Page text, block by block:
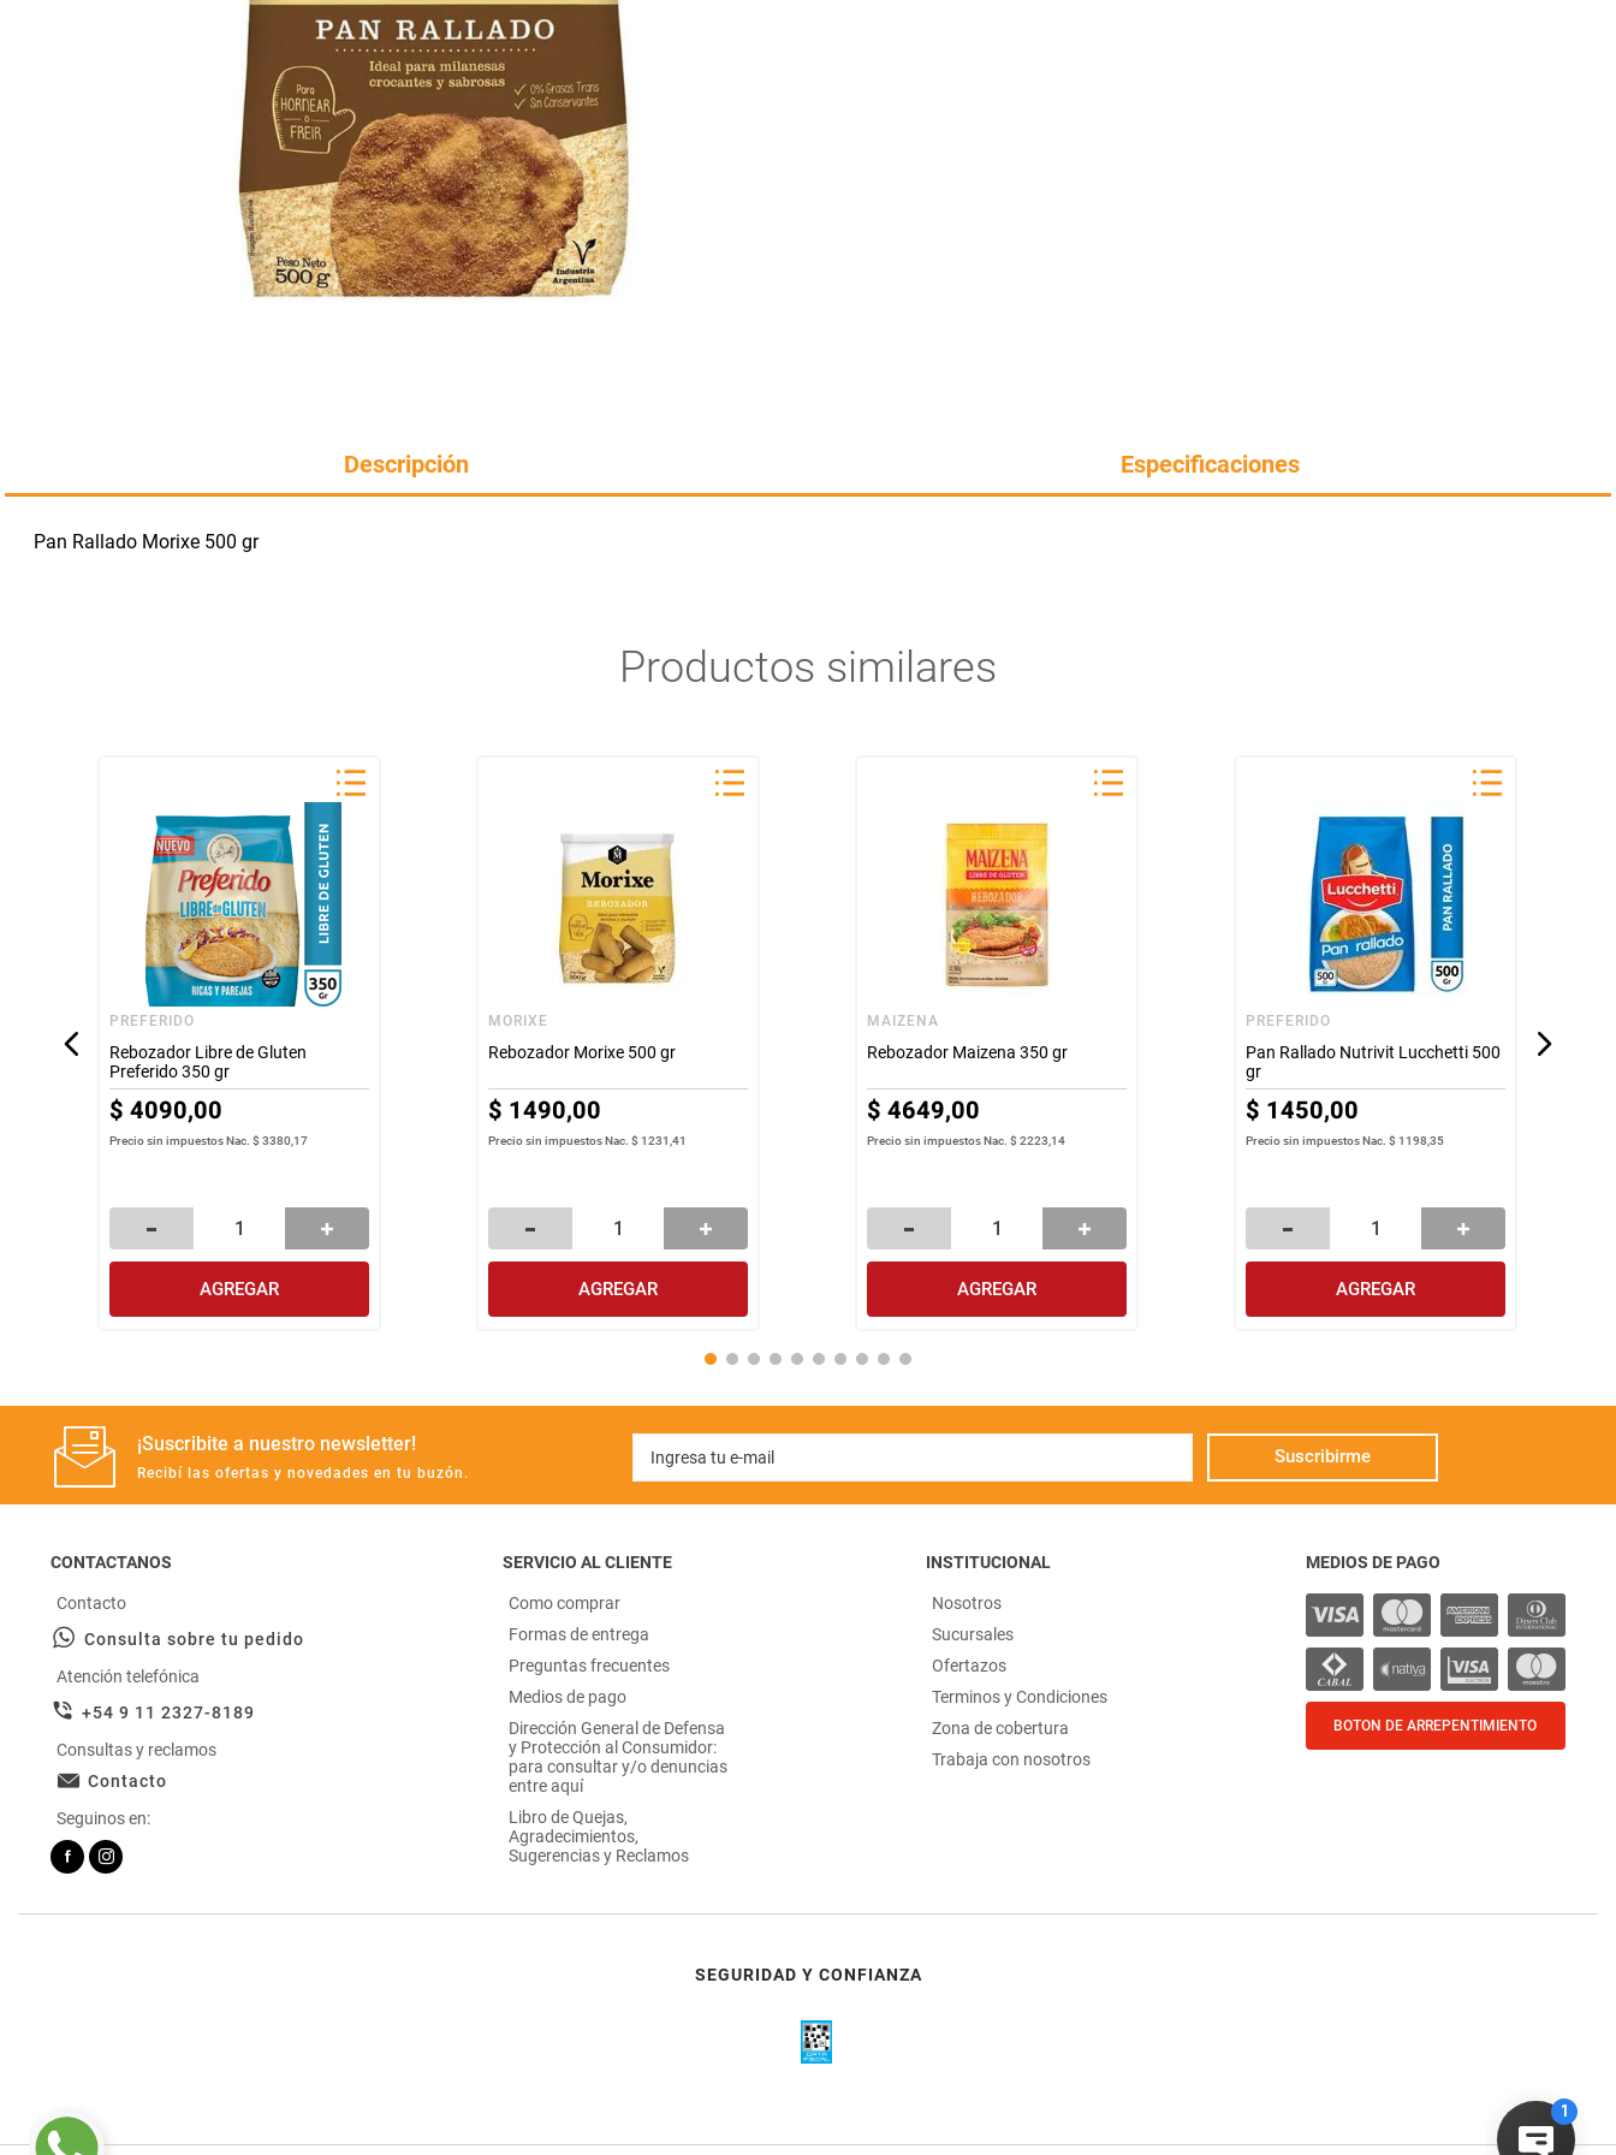
Descripción Especificaciones
Pan Rallado Morixe 500 gr
Productos similares
PREFERIDO
Rebozador Libre de Gluten
Preferido 350 gr
$ 4090,00
Precio sin impuestos Nac.$ 3380,17
AGREGAR
MORIXE
Rebozador Morixe 500 gr
$ 1490,00
Precio sin impuestos Nac.$ 1231,41
AGREGAR
MAIZENA
Rebozador Maizena 350 gr
$ 4649,00
Precio sin impuestos Nac.$ 2223,14
AGREGAR
PREFERIDO
Pan Rallado Nutrivit Lucchetti 500
gr
$ 1450,00
Precio sin impuestos Nac.$ 1198,35
AGREGAR
¡Suscribite a nuestro newsletter!
Recibí las ofertas y novedades en tu buzón.
Suscribirme
CONTACTANOS
Contacto
Consulta sobre tu pedido
Atención telefónica
+54 9 11 2327-8189
Consultas y reclamos
Contacto
Seguinos en:
SERVICIO AL CLIENTE
Como comprar
Formas de entrega
Preguntas frecuentes
Medios de pago
Dirección General de Defensa
y Protección al Consumidor:
para consultar y/o denuncias
entre aquí
Libro de Quejas,
Agradecimientos,
Sugerencias y Reclamos
INSTITUCIONAL
Nosotros
Sucursales
Ofertazos
Terminos y Condiciones
Zona de cobertura
Trabaja con nosotros
MEDIOS DE PAGO
BOTON DE ARREPENTIMIENTO
SEGURIDAD Y CONFIANZA
Manteca
Arroz